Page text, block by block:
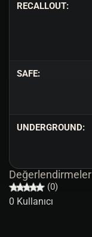
RECALLOUT:
SAFE:
UNDERGROUND:
Değerlendirmeler
(0)
0 Kullanıcı